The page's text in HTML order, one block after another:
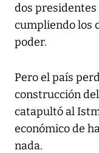
dos presidentes
cumpliendo los
poder.
Pero el país
construcción
catapultó al
económico de
nada.